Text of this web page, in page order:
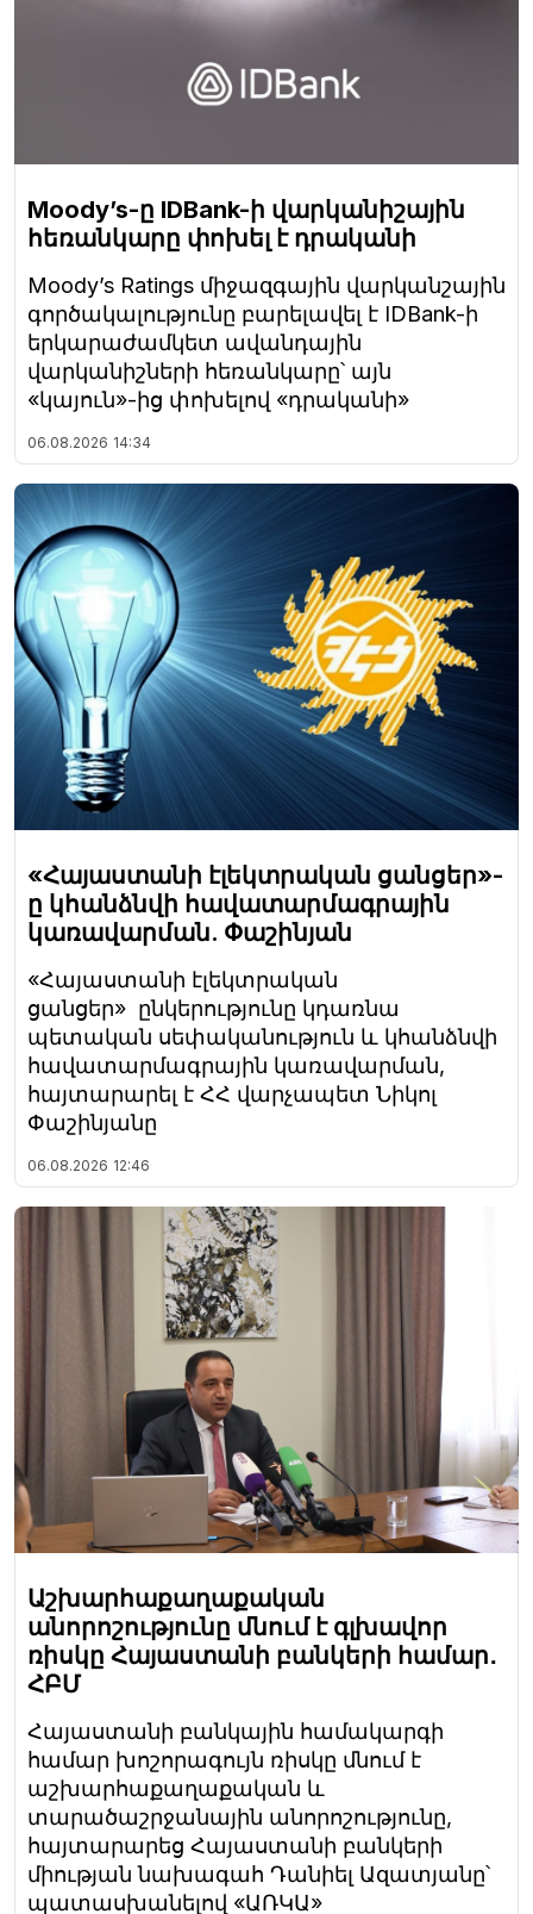
Moody’s-ը IDBank-ի վարկանիշային
հեռանկարը փոխել է դրականի
Moody’s Ratings միջազգային վարկանշային
գործակալությունը բարելավել է IDBank-ի
երկարաժամկետ ավանդային
վարկանիշների հեռանկարը՝ այն
«կայուն»-ից փոխելով «դրականի»
06.08.2026 14:34
«Հայաստանի էլեկտրական ցանցեր»-
ը կհանձնվի հավատարմագրային
կառավարման. Փաշինյան
«Հայաստանի էլեկտրական
ցանցեր» ընկերությունը կդառնա
պետական սեփականություն և կհանձնվի
հավատարմագրային կառավարման,
հայտարարել է ՀՀ վարչապետ Նիկոլ
Փաշինյանը
06.08.2026 12:46
Աշխարհաքաղաքական
անորոշությունը մնում է գլխավոր
ռիսկը Հայաստանի բանկերի համար․
ՀԲՄ
Հայաստանի բանկային համակարգի
համար խոշորագույն ռիսկը մնում է
աշխարհաքաղաքական և
տարածաշրջանային անորոշությունը,
հայտարարեց Հայաստանի բանկերի
միության նախագահ Դանիել Ազատյանը՝
պատասխանելով «ԱՌԿԱ»